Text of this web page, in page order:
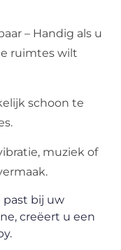
– Handig als u
ruimtes wilt
schoon te
muziek of
past bij uw
creëert u een